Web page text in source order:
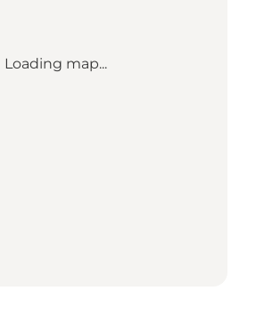
Loading map...